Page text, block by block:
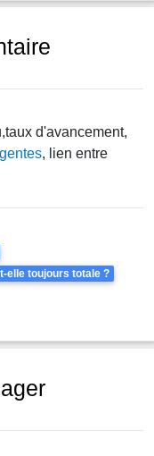
d'avancement,
, lien entre
elle toujours totale ?